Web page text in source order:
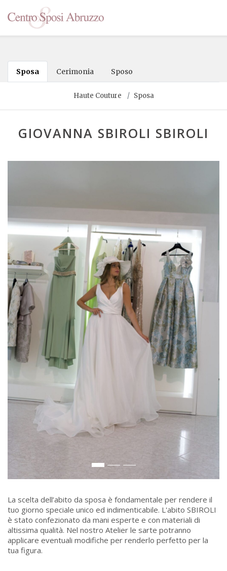
Sposa Cerimonia Sposo
Haute Couture Sposa
GIOVANNA SBIROLI SBIROLI
La scelta dell’abito da sposa è fondamentale per rendere il
tuo giorno speciale unico ed indimenticabile. L'abito SBIROLI
è stato confezionato da mani esperte e con materiali di
altissima qualità. Nel nostro Atelier le sarte potranno
applicare eventuali modifiche per renderlo perfetto per la
tua figura.